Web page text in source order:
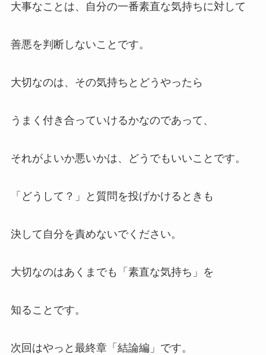
大事なことは、自分の一番素直な気持ちに対して
善悪を判断しないことです。
大切なのは、その気持ちとどうやったら
うまく付き合っていけるかなのであって、
それがよいか悪いかは、どうでもいいことです。
「どうして？」と質問を投げかけるときも
決して自分を責めないでください。
大切なのはあくまでも「素直な気持ち」を
知ることです。
次回はやっと最終章「結論編」です。